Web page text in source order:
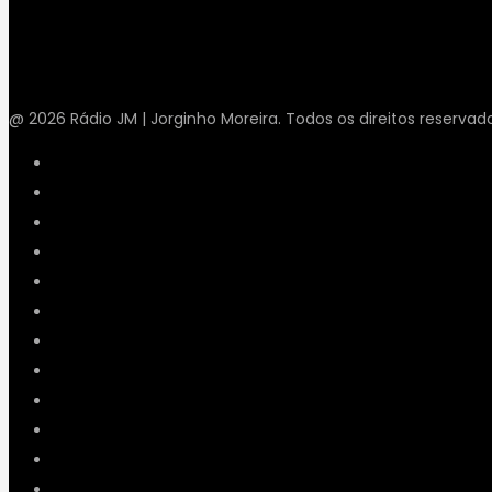
@ 2026 Rádio JM | Jorginho Moreira. Todos os direitos